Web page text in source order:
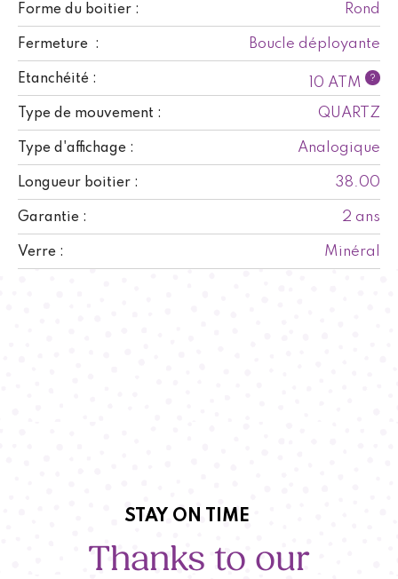
Forme du boitier : Rond
Fermeture : Boucle déployante
Etanchéité : 10 ATM ?
Type de mouvement : QUARTZ
Type d'affichage : Analogique
Longueur boitier : 38.00
Garantie : 2 ans
Verre : Minéral
STAY ON TIME
Thanks to our